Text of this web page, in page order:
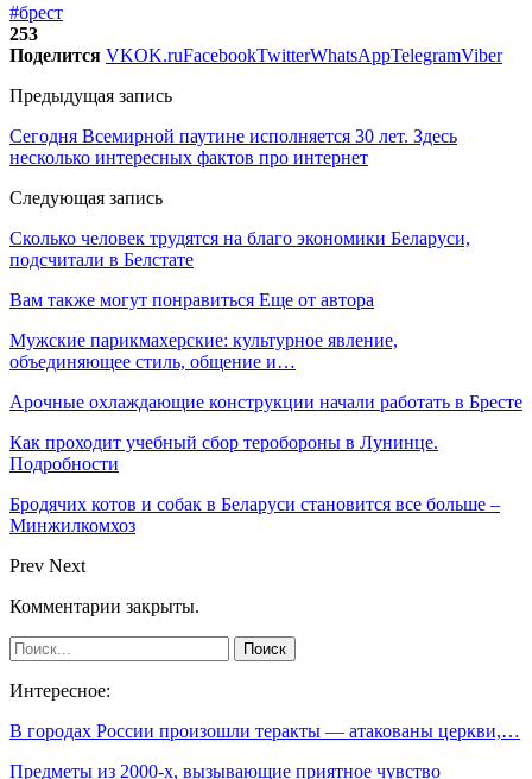
#брест
253
Поделится VKOK.ruFacebookTwitterWhatsAppTelegramViber
Предыдущая запись
Сегодня Всемирной паутине исполняется 30 лет. Здесь
несколько интересных фактов про интернет
Следующая запись
Сколько человек трудятся на благо экономики Беларуси,
подсчитали в Белстате
Вам также могут понравиться Еще от автора
Мужские парикмахерские: культурное явление,
объединяющее стиль, общение и…
Арочные охлаждающие конструкции начали работать в Бресте
Как проходит учебный сбор теробороны в Лунинце.
Подробности
Бродячих котов и собак в Беларуси становится все больше –
Минжилкомхоз
Prev Next
Комментарии закрыты.
Интересное:
В городах России произошли теракты — атакованы церкви,…
Предметы из 2000-х, вызывающие приятное чувство